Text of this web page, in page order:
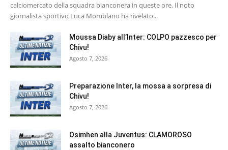
calciomercato della squadra bianconera in queste ore. Il noto
giornalista sportivo Luca Momblano ha rivelato...
Moussa Diaby all’Inter: COLPO pazzesco per
Chivu!
Agosto 7, 2026
Preparazione Inter, la mossa a sorpresa di
Chivu!
Agosto 7, 2026
Osimhen alla Juventus: CLAMOROSO
assalto bianconero